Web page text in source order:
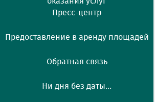
Пресс-центр
Предоставление в аренду площадей
Обратная связь
Ни дня без даты...